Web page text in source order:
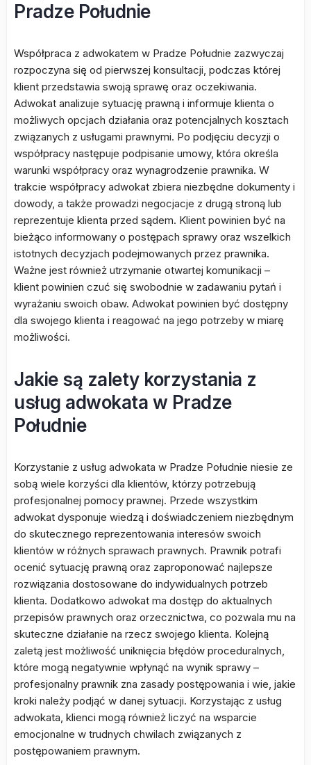
Pradze Południe
Współpraca z adwokatem w Pradze Południe zazwyczaj
rozpoczyna się od pierwszej konsultacji, podczas której
klient przedstawia swoją sprawę oraz oczekiwania.
Adwokat analizuje sytuację prawną i informuje klienta o
możliwych opcjach działania oraz potencjalnych kosztach
związanych z usługami prawnymi. Po podjęciu decyzji o
współpracy następuje podpisanie umowy, która określa
warunki współpracy oraz wynagrodzenie prawnika. W
trakcie współpracy adwokat zbiera niezbędne dokumenty i
dowody, a także prowadzi negocjacje z drugą stroną lub
reprezentuje klienta przed sądem. Klient powinien być na
bieżąco informowany o postępach sprawy oraz wszelkich
istotnych decyzjach podejmowanych przez prawnika.
Ważne jest również utrzymanie otwartej komunikacji –
klient powinien czuć się swobodnie w zadawaniu pytań i
wyrażaniu swoich obaw. Adwokat powinien być dostępny
dla swojego klienta i reagować na jego potrzeby w miarę
możliwości.
Jakie są zalety korzystania z
usług adwokata w Pradze
Południe
Korzystanie z usług adwokata w Pradze Południe niesie ze
sobą wiele korzyści dla klientów, którzy potrzebują
profesjonalnej pomocy prawnej. Przede wszystkim
adwokat dysponuje wiedzą i doświadczeniem niezbędnym
do skutecznego reprezentowania interesów swoich
klientów w różnych sprawach prawnych. Prawnik potrafi
ocenić sytuację prawną oraz zaproponować najlepsze
rozwiązania dostosowane do indywidualnych potrzeb
klienta. Dodatkowo adwokat ma dostęp do aktualnych
przepisów prawnych oraz orzecznictwa, co pozwala mu na
skuteczne działanie na rzecz swojego klienta. Kolejną
zaletą jest możliwość uniknięcia błędów proceduralnych,
które mogą negatywnie wpłynąć na wynik sprawy –
profesjonalny prawnik zna zasady postępowania i wie, jakie
kroki należy podjąć w danej sytuacji. Korzystając z usług
adwokata, klienci mogą również liczyć na wsparcie
emocjonalne w trudnych chwilach związanych z
postępowaniem prawnym.